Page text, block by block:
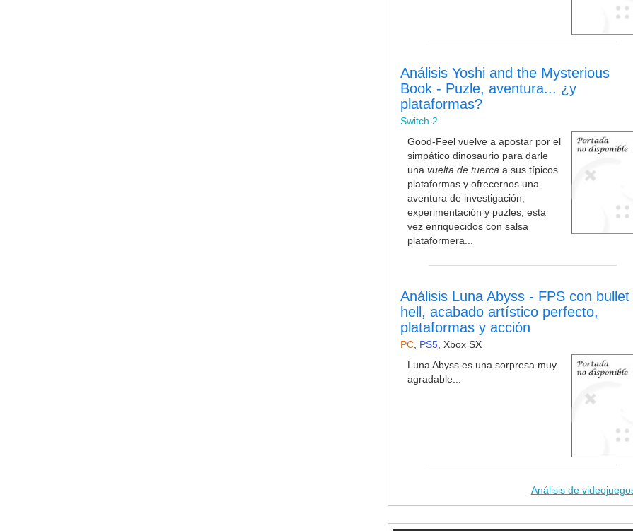
Análisis Yoshi and the Mysterious
Book - Puzle, aventura... ¿y
plataformas?
Switch 2
Good-Feel vuelve a apostar por el
simpático dinosaurio para darle
unavuelta de tuerca a sus típicos
plataformas y ofrecernos una
aventura de investigación,
experimentación y puzles, esta
vez enriquecidos con salsa
plataformera...
Análisis Luna Abyss - FPS con bullet
hell, acabado artístico perfecto,
plataformas y acción
PC PS5 ,Xbox SX
Luna Abyss es una sorpresa muy
agradable...
Análisis de